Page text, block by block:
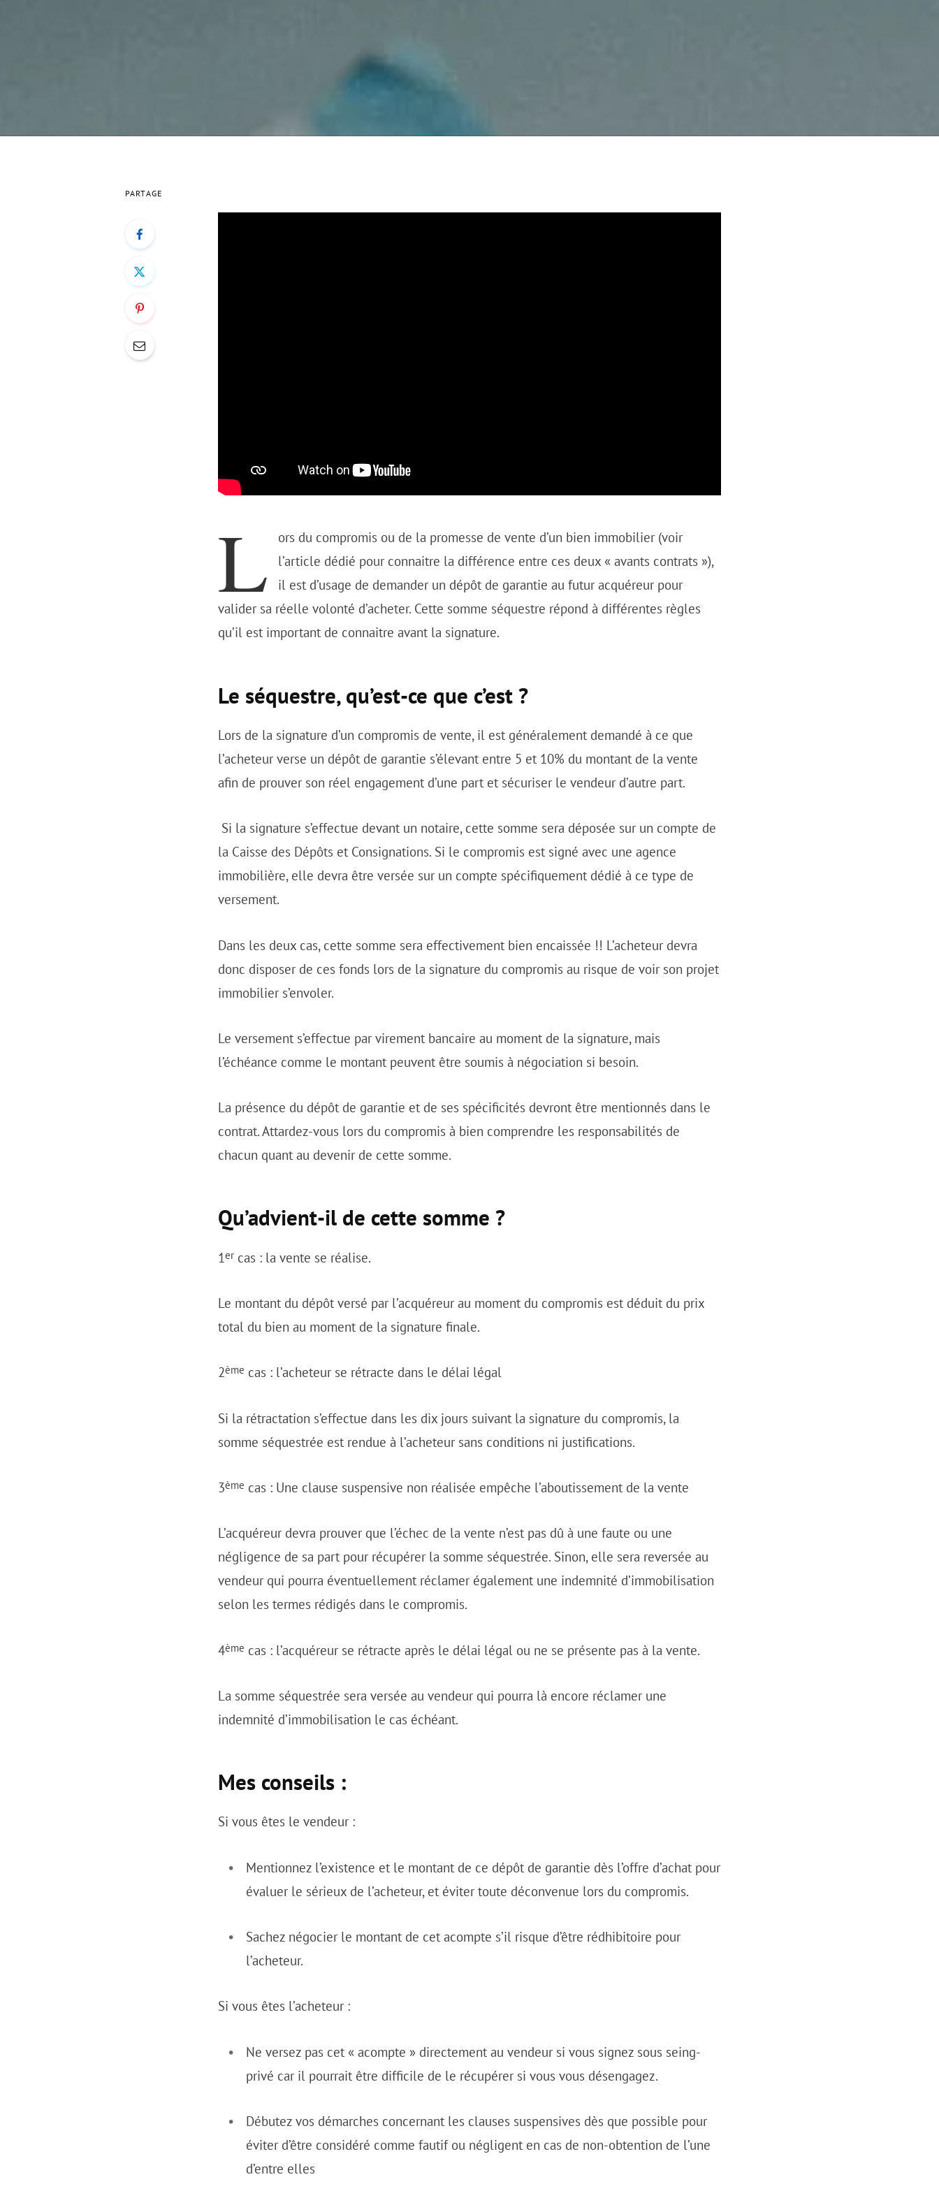
PARTAGE
L
ors du compromis ou de la promesse de vente d’un bien immobilier (voir
l’article dédié pour connaitre la différence entre ces deux « avants contrats »),
il est d’usage de demander un dépôt de garantie au futur acquéreur pour
valider sa réelle volonté d’acheter. Cette somme séquestre répond à différentes règles
qu’il est important de connaitre avant la signature.
Le séquestre, qu’est-ce que c’est ?
Lors de la signature d’un compromis de vente, il est généralement demandé à ce que
l’acheteur verse un dépôt de garantie s’élevant entre 5 et 10% du montant de la vente
afin de prouver son réel engagement d’une part et sécuriser le vendeur d’autre part.
Si la signature s’effectue devant un notaire, cette somme sera déposée sur un compte de
la Caisse des Dépôts et Consignations. Si le compromis est signé avec une agence
immobilière, elle devra être versée sur un compte spécifiquement dédié à ce type de
versement.
Dans les deux cas, cette somme sera effectivement bien encaissée !! L’acheteur devra
donc disposer de ces fonds lors de la signature du compromis au risque de voir son projet
immobilier s’envoler.
Le versement s’effectue par virement bancaire au moment de la signature, mais
l’échéance comme le montant peuvent être soumis à négociation si besoin.
La présence du dépôt de garantie et de ses spécificités devront être mentionnés dans le
contrat. Attardez-vous lors du compromis à bien comprendre les responsabilités de
chacun quant au devenir de cette somme.
Qu’advient-il de cette somme ?
1er cas : la vente se réalise.
Le montant du dépôt versé par l’acquéreur au moment du compromis est déduit du prix
total du bien au moment de la signature finale.
2ème cas : l’acheteur se rétracte dans le délai légal
Si la rétractation s’effectue dans les dix jours suivant la signature du compromis, la
somme séquestrée est rendue à l’acheteur sans conditions ni justifications.
3ème cas : Une clause suspensive non réalisée empêche l’aboutissement de la vente
L’acquéreur devra prouver que l’échec de la vente n’est pas dû à une faute ou une
négligence de sa part pour récupérer la somme séquestrée. Sinon, elle sera reversée au
vendeur qui pourra éventuellement réclamer également une indemnité d’immobilisation
selon les termes rédigés dans le compromis.
4ème cas : l’acquéreur se rétracte après le délai légal ou ne se présente pas à la vente.
La somme séquestrée sera versée au vendeur qui pourra là encore réclamer une
indemnité d’immobilisation le cas échéant.
Mes conseils :
Si vous êtes le vendeur :
Mentionnez l’existence et le montant de ce dépôt de garantie dès l’offre d’achat pour
évaluer le sérieux de l’acheteur, et éviter toute déconvenue lors du compromis.
Sachez négocier le montant de cet acompte s’il risque d’être rédhibitoire pour
l’acheteur.
Si vous êtes l’acheteur :
Ne versez pas cet « acompte » directement au vendeur si vous signez sous seing-
privé car il pourrait être difficile de le récupérer si vous vous désengagez.
Débutez vos démarches concernant les clauses suspensives dès que possible pour
éviter d’être considéré comme fautif ou négligent en cas de non-obtention de l’une
d’entre elles